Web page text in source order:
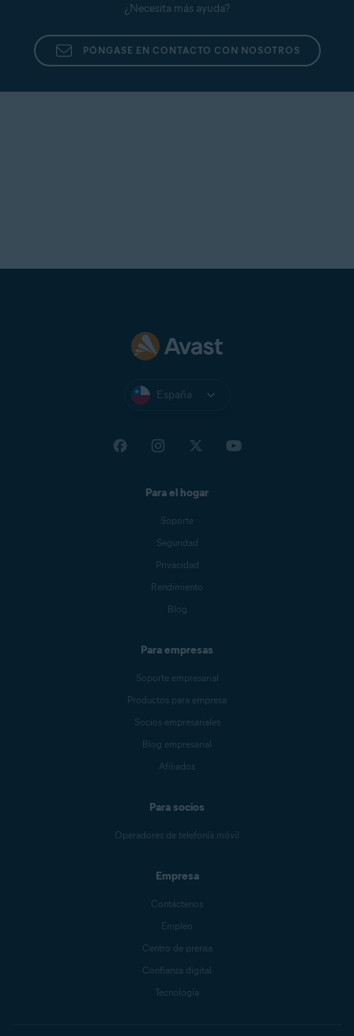
¿Necesita más ayuda?
PÓNGASE EN CONTACTO CON NOSOTROS
España
Para el hogar
Soporte
Seguridad
Privacidad
Rendimiento
Blog
Para empresas
Soporte empresarial
Productos para empresa
Socios empresariales
Blog empresarial
Afiliados
Para socios
Operadores de telefonía móvil
Empresa
Contáctenos
Empleo
Centro de prensa
Confianza digital
Tecnología